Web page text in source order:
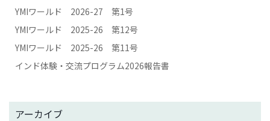
YMIワールド 2026-27 第1号
YMIワールド 2025-26 第12号
YMIワールド 2025-26 第11号
インド体験・交流プログラム2026報告書
アーカイブ